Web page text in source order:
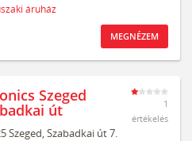
áruház
MEGNÉZEM
Szeged
út
Szeged,Szabadkai út 7.
1
értékelés